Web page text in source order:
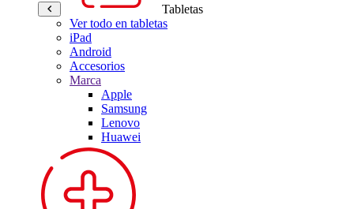
Tabletas
Ver todo en tabletas
iPad
Android
Accesorios
Marca
Apple
Samsung
Lenovo
Huawei